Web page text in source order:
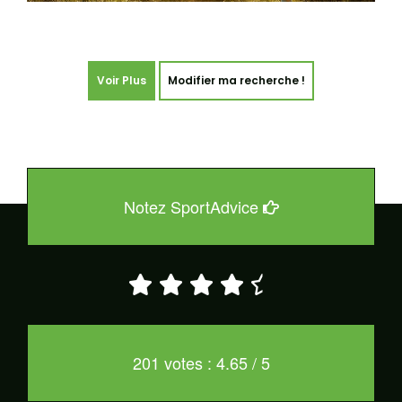
Voir Plus Modifier ma recherche !
Notez SportAdvice
201 votes : 4.65 / 5